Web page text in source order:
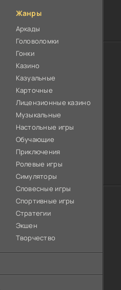
Жанры
Аркады
Головоломки
Гонки
Казино
Казуальные
Карточные
Лицензионные казино
Музыкальные
Настольные игры
Обучающие
Приключения
Ролевые игры
Симуляторы
Словесные игры
Спортивные игры
Стратегии
Экшен
Творчество